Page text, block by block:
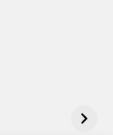
cuidados